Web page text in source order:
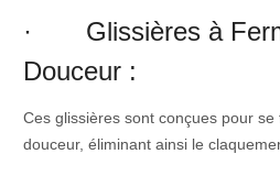
· Glissières à
Douceur :
Ces glissières sont conçues pour
douceur, éliminant ainsi le